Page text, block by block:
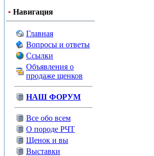
• Навигация
Главная
Вопросы и ответы
Ссылки
Объявления о
продаже щенков
НАШ ФОРУМ
Все обо всем
О породе РЧТ
Щенок и вы
Выставки